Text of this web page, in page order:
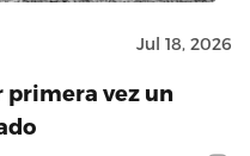
Jul 18, 2026
primera vez un